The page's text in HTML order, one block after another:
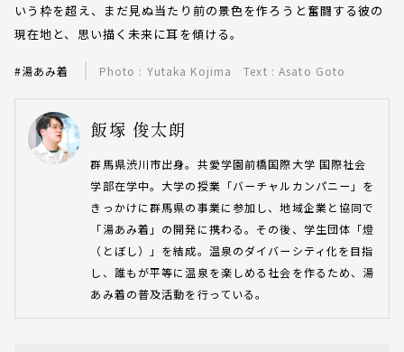
いう枠を超え、まだ見ぬ当たり前の景色を作ろうと奮闘する彼の
現在地と、思い描く未来に耳を傾ける。
#湯あみ着 Photo : Yutaka Kojima Text : Asato Goto
飯塚 俊太朗
群馬県渋川市出身。共愛学園前橋国際大学 国際社会
学部在学中。大学の授業「バーチャルカンパニー」を
きっかけに群馬県の事業に参加し、地域企業と協同で
「湯あみ着」の開発に携わる。その後、学生団体「燈
（とぼし）」を結成。温泉のダイバーシティ化を目指
し、誰もが平等に温泉を楽しめる社会を作るため、湯
あみ着の普及活動を行っている。